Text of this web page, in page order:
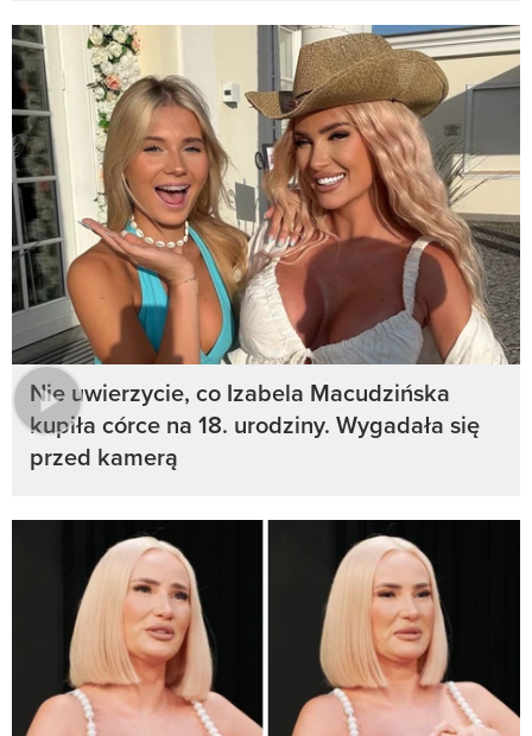
Nie uwierzycie, co Izabela Macudzińska
kupiła córce na 18. urodziny. Wygadała się
przed kamerą